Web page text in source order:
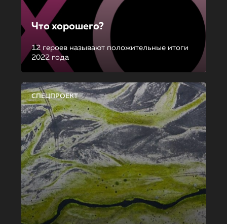
Что хорошего?
12 героев называют положительные итоги
2022 года
СПЕЦПРОЕКТ